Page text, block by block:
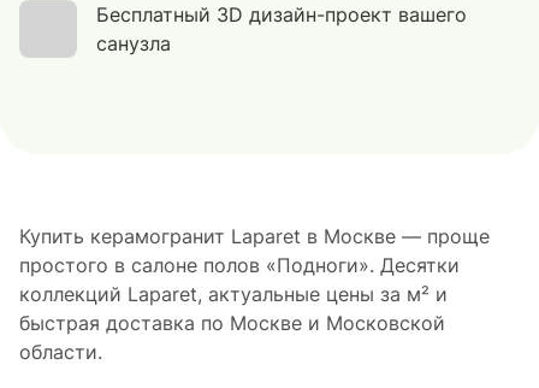
Бесплатный 3D дизайн-проект вашего
санузла
Купить керамогранит Laparet в Москве — проще
простого в салоне полов «Подноги». Десятки
коллекций Laparet, актуальные цены за м² и
быстрая доставка по Москве и Московской
области.